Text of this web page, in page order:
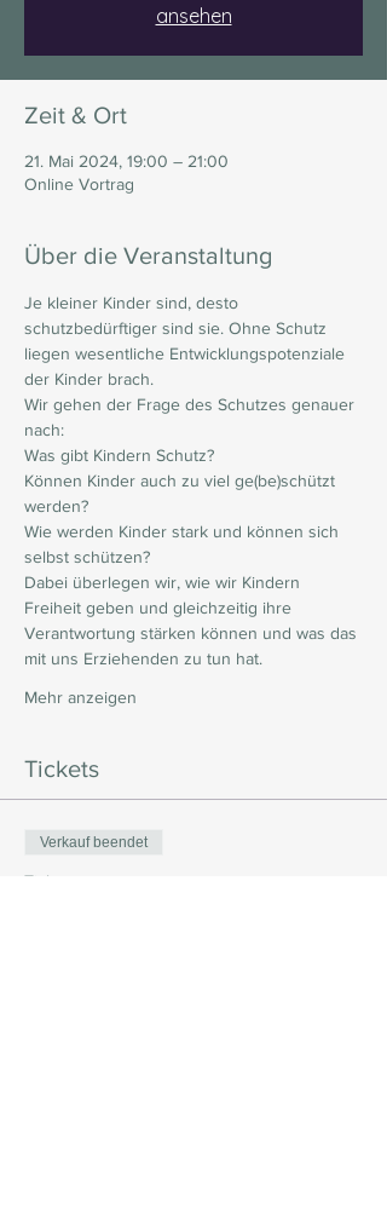
ansehen
Zeit & Ort
21. Mai 2024, 19:00 – 21:00
Online Vortrag
Über die Veranstaltung
Je kleiner Kinder sind, desto
schutzbedürftiger sind sie. Ohne Schutz
liegen wesentliche Entwicklungspotenziale
der Kinder brach.
Wir gehen der Frage des Schutzes genauer
nach:
Was gibt Kindern Schutz?
Können Kinder auch zu viel ge(be)schützt
werden?
Wie werden Kinder stark und können sich
selbst schützen?
Dabei überlegen wir, wie wir Kindern
Freiheit geben und gleichzeitig ihre
Verantwortung stärken können und was das
mit uns Erziehenden zu tun hat.
Mehr anzeigen
Tickets
Verkauf beendet
Tickettyp